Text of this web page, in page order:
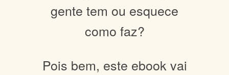
gente tem ou esquece
como faz?
Pois bem, este ebook vai